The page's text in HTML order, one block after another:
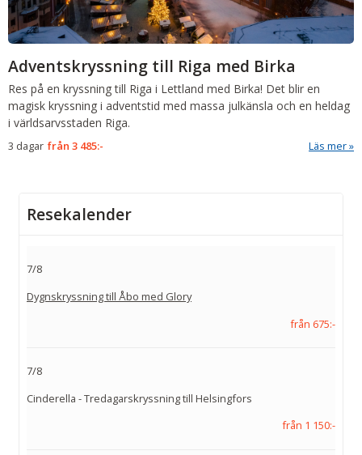
Adventskryssning till Riga med Birka
Res på en kryssning till Riga i Lettland med Birka! Det blir en
magisk kryssning i adventstid med massa julkänsla och en heldag
i världsarvsstaden Riga.
3 dagar från3 485:- Läs mer
Resekalender
7/8
Dygnskryssning till Åbo med Glory
från 675:-
7/8
Cinderella - Tredagarskryssning till Helsingfors
från 1 150:-